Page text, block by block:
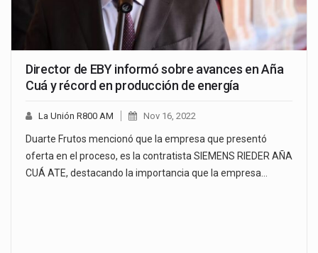
Director de EBY informó sobre avances en Aña
Cuá y récord en producción de energía
La Unión R800 AM Nov 16, 2022
Duarte Frutos mencionó que la empresa que presentó
oferta en el proceso, es la contratista SIEMENS RIEDER AÑA
CUÁ ATE, destacando la importancia que la empresa…